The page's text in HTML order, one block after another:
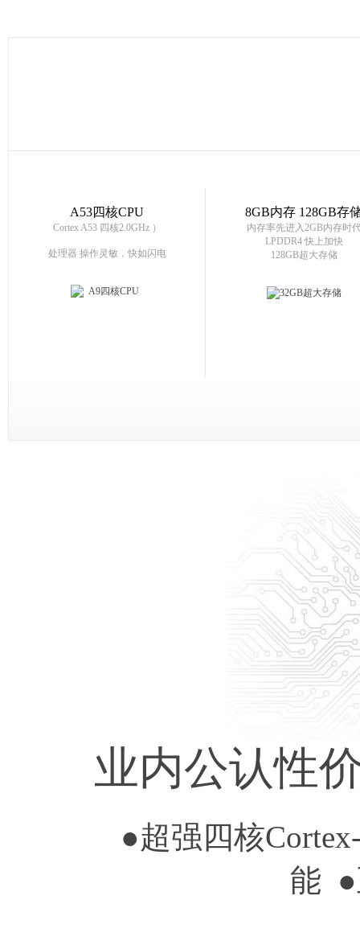
A53四核CPU
Cortex A53 四核2.0GHz ）
处理器 操作灵敏，快如闪电
8GB内存 128GB存
内存率先进入2GB内存时
LPDDR4 快上加快
128GB超大存储
业内公认性
●超强四核
能 ●